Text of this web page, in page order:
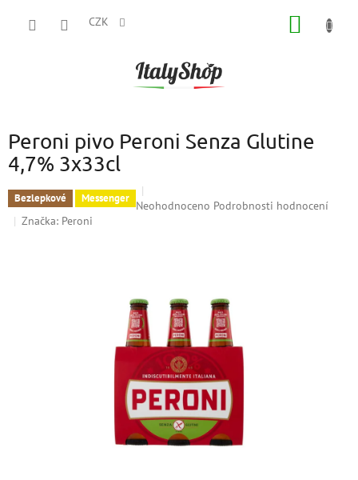
CZK
Peroni pivo Peroni Senza Glutine
4,7% 3x33cl
Bezlepkové Messenger Průměrné
5
hvězdiček.
Neohodnoceno Podrobnosti hodnocení
Značka: Peroni